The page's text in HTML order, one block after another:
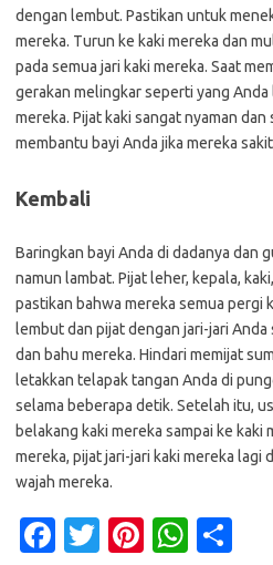
dengan lembut. Pastikan untuk
mereka. Turun ke kaki mereka dan
pada semua jari kaki mereka. Saat
gerakan melingkar seperti yang
mereka. Pijat kaki sangat nyaman dan
membantu bayi Anda jika mereka
Kembali
Baringkan bayi Anda di dadanya dan
namun lambat. Pijat leher, kepala,
pastikan bahwa mereka semua pergi
lembut dan pijat dengan jari-jari
dan bahu mereka. Hindari memijat
letakkan telapak tangan Anda di
selama beberapa detik. Setelah itu,
belakang kaki mereka sampai ke kaki
mereka, pijat jari-jari kaki mereka lagi
wajah mereka.
Fa T
Pi
W